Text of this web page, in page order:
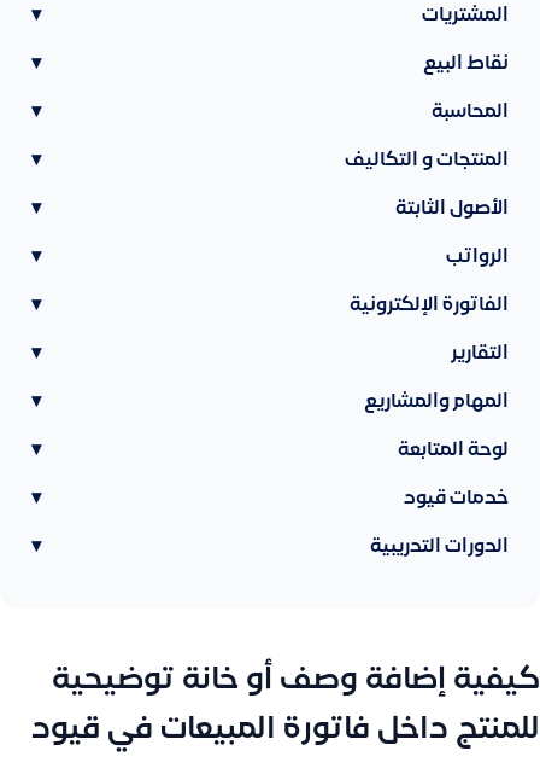
المشتريات ▾
نقاط البيع ▾
المحاسبة ▾
المنتجات و التكاليف ▾
الأصول الثابتة ▾
الرواتب ▾
الفاتورة الإلكترونية ▾
التقارير ▾
المهام والمشاريع ▾
لوحة المتابعة ▾
خدمات قيود ▾
الدورات التدريبية ▾
كيفية إضافة وصف أو خانة توضيحية
للمنتج داخل فاتورة المبيعات في قيود